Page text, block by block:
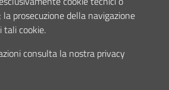
prosecuzione della navigazione
tali cookie.
consulta la nostra privacy